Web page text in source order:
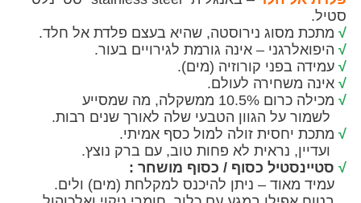
מסוג נירוסטה, שהיא בעצם פלדת אל חלד.
– אינה גורמת לגירויים בעור.
בפני קורוזיה (מים).
משחירה לעולם.
ממשקלה, מה שמסייע
על הגוון הטבעי שלה לאורך שנים רבות.
יחסית זולה למול כסף אמיתי.
נראית לא פחות טוב, עם ברק נוצץ.
כסוף / כסוף מושחר :
– ניתן להיכנס למקלחת (מים) ולים.